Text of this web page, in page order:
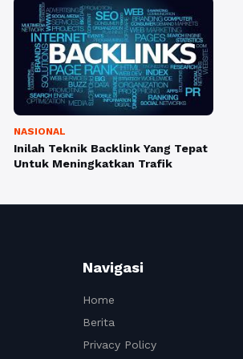
NASIONAL
Inilah Teknik Backlink Yang Tepat
Untuk Meningkatkan Trafik
Navigasi
Home
Berita
Privacy Policy